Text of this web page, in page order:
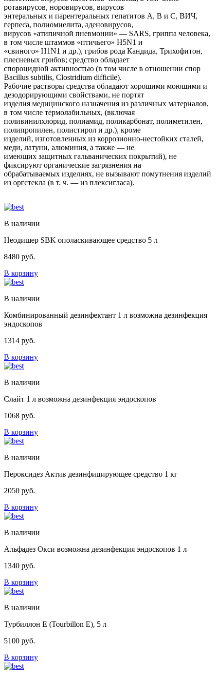
ротавирусов, норовирусов, вирусов
энтеральных и парентеральных гепатитов А, В и С, ВИЧ,
герпеса, полиомиелита, аденовирусов,
вирусов «атипичной пневмонии» — SARS, гриппа человека,
в том числе штаммов «птичьего» H5N1 и
«свиного» H1N1 и др.), грибов рода Кандида, Трихофитон,
плесневых грибов; средство обладает
спороцидной активностью (в том числе в отношении спор
Bacillus subtilis, Clostridium difficile).
Рабочие растворы средства обладают хорошими моющими и
дезодорирующими свойствами, не портят
изделия медицинского назначения из различных материалов,
в том числе термолабильных, (включая
поливинилхлорид, полиамид, поликарбонат, полиметилен,
полипропилен, полистирол и др.), кроме
изделий, изготовленных из коррозионно-нестойких сталей,
меди, латуни, алюминия, а также — не
имеющих защитных гальванических покрытий), не
фиксируют органические загрязнения на
обрабатываемых изделиях, не вызывают помутнения изделий
из оргстекла (в т. ч. — из плексигласа).
В наличии
Неодишер SBK ополаскивающее средство 5 л
8480 руб.
В корзину
В наличии
Комбинированный дезинфектант 1 л возможна дезинфекция
эндоскопов
1314 руб.
В корзину
В наличии
Слайт 1 л возможна дезинфекция эндоскопов
1068 руб.
В корзину
В наличии
Пероксидез Актив дезинфицирующее средство 1 кг
2050 руб.
В корзину
В наличии
Альфадез Окси возможна дезинфекция эндоскопов 1 л
1340 руб.
В корзину
В наличии
Турбиллон Е (Tourbillon E), 5 л
5100 руб.
В корзину